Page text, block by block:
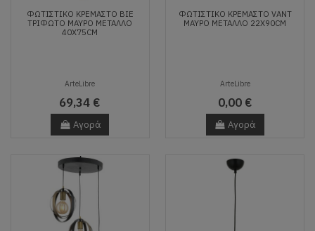
ΦΩΤΙΣΤΙΚΌ ΚΡΕΜΑΣΤΌ BIE
ΤΡΊΦΩΤΟ ΜΑΎΡΟ ΜΈΤΑΛΛΟ
40X75CM
ArteLibre
69,34 €
Αγορά
ΦΩΤΙΣΤΙΚΌ ΚΡΕΜΑΣΤΌ VANT
ΜΑΎΡΟ ΜΈΤΑΛΛΟ 22X90CM
ArteLibre
0,00 €
Αγορά